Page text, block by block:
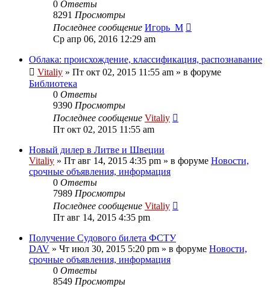
0 Ответы
8291 Просмотры
Последнее сообщение Игорь_М
Ср апр 06, 2016 12:29 am
Облака: происхождение, классификация, распознавание
Vitaliy » Пт окт 02, 2015 11:55 am » в форуме
Библиотека
0 Ответы
9390 Просмотры
Последнее сообщение Vitaliy
Пт окт 02, 2015 11:55 am
Новый дилер в Литве и Швеции
Vitaliy » Пт авг 14, 2015 4:35 pm » в форуме Новости,
срочные объявления, информация
0 Ответы
7989 Просмотры
Последнее сообщение Vitaliy
Пт авг 14, 2015 4:35 pm
Получение Судового билета ФСТУ
DAV » Чт июл 30, 2015 5:20 pm » в форуме Новости,
срочные объявления, информация
0 Ответы
8549 Просмотры